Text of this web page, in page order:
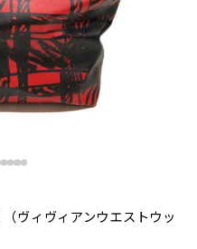
（ヴィヴィアンウエストウッ